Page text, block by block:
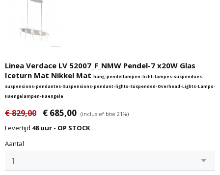
Linea Verdace LV 52007_F_NMW Pendel-7 x20W Glas
Iceturn Mat Nikkel Mat hang-pendellampen-licht-lampes-suspendues-
suspensions-pendantes-Suspensions-pendant-lights-Suspended-Overhead-Lights-Lamps-
Haengelampen-Haengele
€ 829,00 € 685,00 (inclusief btw 21%)
Levertijd 48 uur - OP STOCK
Aantal